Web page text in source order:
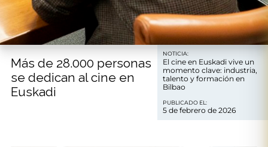
NOTICIA:
El cine en Euskadi vive un
momento clave: industria,
talento y formación en
Bilbao
PUBLICADO EL:
5 de febrero de 2026
Más de 28.000 personas
se dedican al cine en
Euskadi